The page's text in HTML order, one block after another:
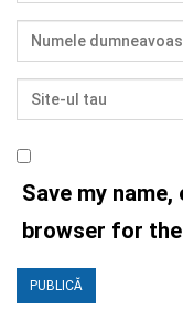
Save my
browser for